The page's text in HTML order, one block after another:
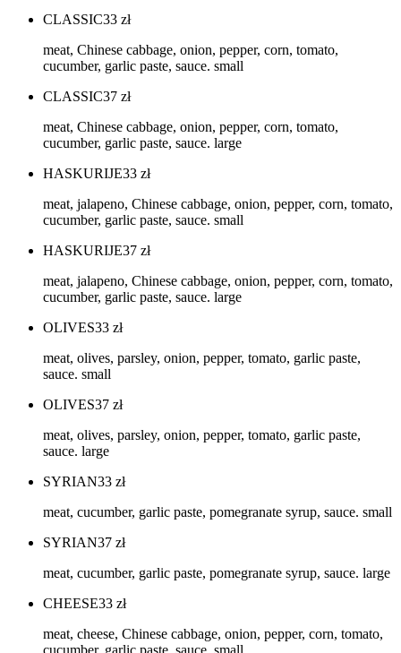
CLASSIC33 zł
meat, Chinese cabbage, onion, pepper, corn, tomato,
cucumber, garlic paste, sauce. small
CLASSIC37 zł
meat, Chinese cabbage, onion, pepper, corn, tomato,
cucumber, garlic paste, sauce. large
HASKURIJE33 zł
meat, jalapeno, Chinese cabbage, onion, pepper, corn, tomato,
cucumber, garlic paste, sauce. small
HASKURIJE37 zł
meat, jalapeno, Chinese cabbage, onion, pepper, corn, tomato,
cucumber, garlic paste, sauce. large
OLIVES33 zł
meat, olives, parsley, onion, pepper, tomato, garlic paste,
sauce. small
OLIVES37 zł
meat, olives, parsley, onion, pepper, tomato, garlic paste,
sauce. large
SYRIAN33 zł
meat, cucumber, garlic paste, pomegranate syrup, sauce. small
SYRIAN37 zł
meat, cucumber, garlic paste, pomegranate syrup, sauce. large
CHEESE33 zł
meat, cheese, Chinese cabbage, onion, pepper, corn, tomato,
cucumber, garlic paste, sauce. small